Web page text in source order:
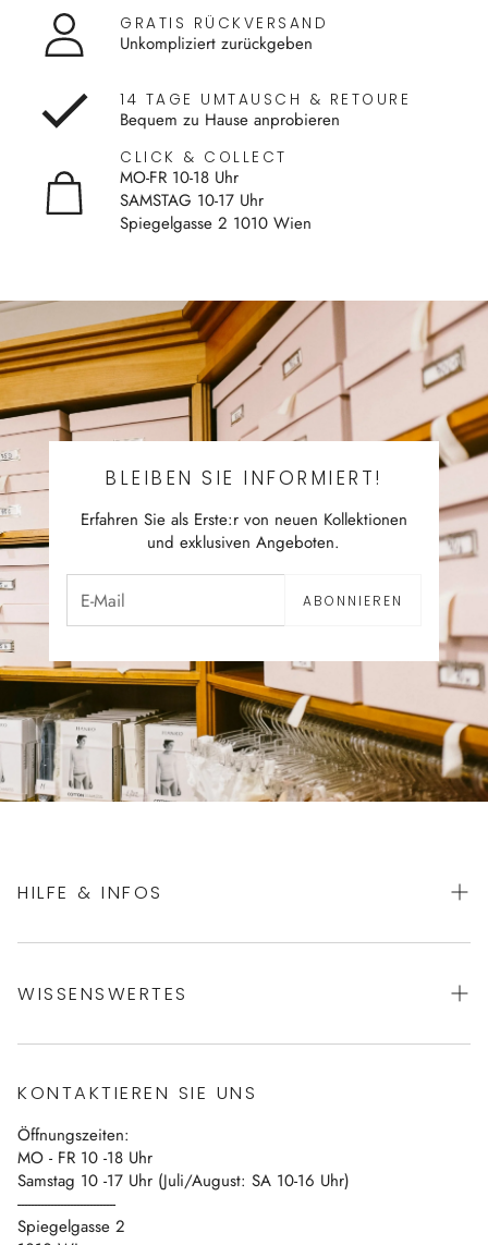
GRATIS RÜCKVERSAND
Unkompliziert zurückgeben
14 TAGE UMTAUSCH & RETOURE
Bequem zu Hause anprobieren
CLICK & COLLECT
MO-FR 10-18 Uhr
SAMSTAG 10-17 Uhr
Spiegelgasse 2 1010 Wien
BLEIBEN SIE INFORMIERT!
Erfahren Sie als Erste:r von neuen Kollektionen
und exklusiven Angeboten.
ABONNIEREN
HILFE & INFOS
Datenschutz
Impressum
Vertrag widerrufen
WISSENSWERTES
Blog
Kontakt
KONTAKTIEREN SIE UNS
Öffnungszeiten:
MO - FR 10 -18 Uhr
Samstag 10 -17 Uhr (Juli/August: SA 10-16 Uhr)
------------------------------
Spiegelgasse 2